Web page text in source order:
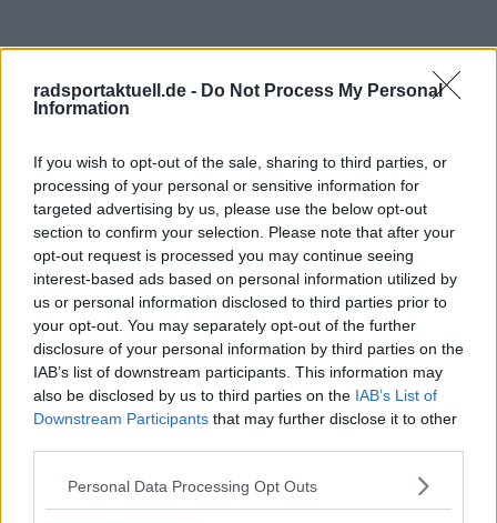
radsportaktuell.de - Do Not Process My Personal
Information
If you wish to opt-out of the sale, sharing to third parties, or
processing of your personal or sensitive information for
targeted advertising by us, please use the below opt-out
section to confirm your selection. Please note that after your
opt-out request is processed you may continue seeing
interest-based ads based on personal information utilized by
us or personal information disclosed to third parties prior to
your opt-out. You may separately opt-out of the further
disclosure of your personal information by third parties on the
IAB’s list of downstream participants. This information may
also be disclosed by us to third parties on the IAB’s List of
Downstream Participants that may further disclose it to other
Personal Data Processing Opt Outs
Schreiben Sie einen Kommentar
SENDEN